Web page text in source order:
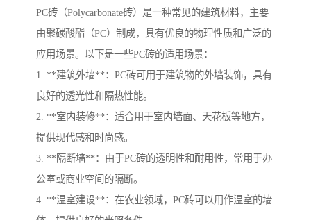
PC砖（Polycarbonate砖）是一种常见的建筑材料，主要
由聚碳酸酯（PC）制成，具有优良的物理性质和广泛的
应用场景。以下是一些PC砖的适用场景：
1. **建筑外墙**：PC砖可用于建筑物的外墙装饰，具有
良好的透光性和隔热性能。
2. **室内装修**：适合用于室内墙面、天花板等地方，
提供现代感和时尚感。
3. **隔断墙**：由于PC砖的透明性和耐用性，常用于办
公室或商业空间的隔断。
4. **温室建设**：在农业领域，PC砖可以用作温室的墙